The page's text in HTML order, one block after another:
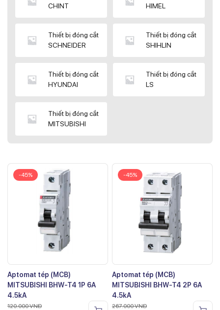
CHINT
HIMEL
Thiết bị đóng cắt
SCHNEIDER
Thiết bị đóng cắt
SHIHLIN
Thiết bị đóng cắt
HYUNDAI
Thiết bị đóng cắt
LS
Thiết bị đóng cắt
MITSUBISHI
-45%
Aptomat tép (MCB)
MITSUBISHI BHW-T4 1P 6A
4.5kA
120.000VNĐ
-45%
Aptomat tép (MCB)
MITSUBISHI BHW-T4 2P 6A
4.5kA
267.000VNĐ